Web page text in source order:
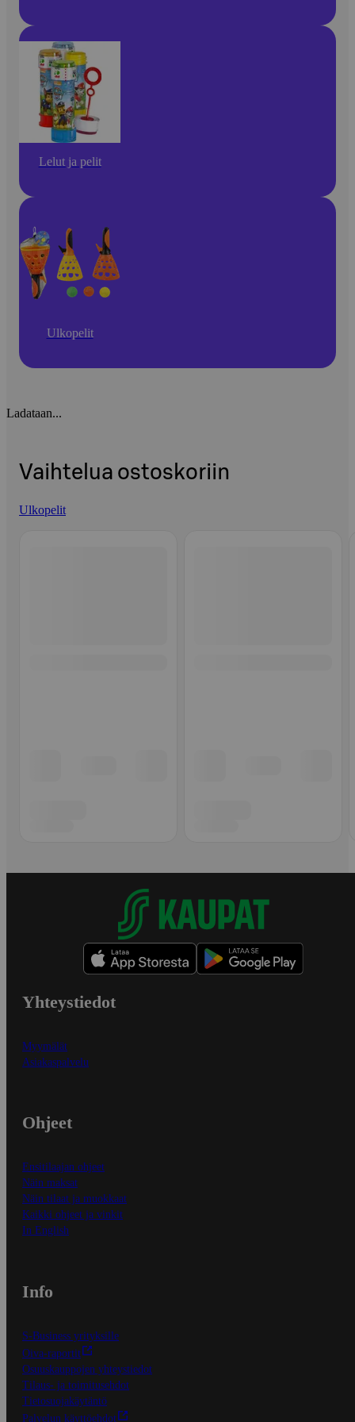
Lelut ja pelit
Ulkopelit
Ladataan...
Vaihtelua ostoskoriin
Ulkopelit
Yhteystiedot
Myymälät
Asiakaspalvelu
Ohjeet
Ensitilaajan ohjeet
Näin maksat
Näin tilaat ja muokkaat
Kaikki ohjeet ja vinkit
In English
Info
S-Business yrityksille
Oiva-raportit
Osuuskauppojen yhteystiedot
Tilaus- ja toimitusehdot
Tietosuojakäytäntö
Palvelun käyttöehdot